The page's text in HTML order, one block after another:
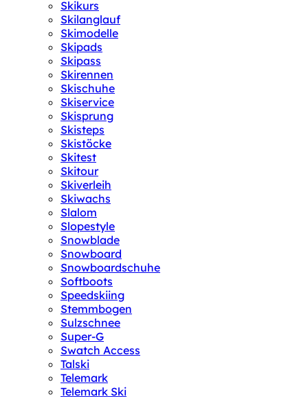
Skikurs
Skilanglauf
Skimodelle
Skipads
Skipass
Skirennen
Skischuhe
Skiservice
Skisprung
Skisteps
Skistöcke
Skitest
Skitour
Skiverleih
Skiwachs
Slalom
Slopestyle
Snowblade
Snowboard
Snowboardschuhe
Softboots
Speedskiing
Stemmbogen
Sulzschnee
Super-G
Swatch Access
Talski
Telemark
Telemark Ski